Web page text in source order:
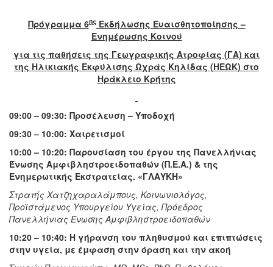
Πρόγραμμα 6ηςΕκδήλωσης Ευαισθητοποίησης –
Ενημέρωσης Κοινού
για τις παθήσεις της Γεωγραφικής Ατροφίας (ΓΑ) και
της Ηλικιακής Εκφύλισης Ωχράς Κηλίδας (ΗΕΩΚ) στο
Ηράκλειο Κρήτης
09:00 – 09:30: Προσέλευση – Υποδοχή
09:30 – 10:00: Χαιρετισμοί
10:00 – 10:20: Παρουσίαση του έργου της Πανελλήνιας
Ένωσης Αμφιβληστροειδοπαθών (Π.Ε.Α.) & της
Ενημερωτικής Εκστρατείας. «ΓΛΑΥΚΗ»
Στρατής Χατζηχαραλάμπους, Κοινωνιολόγος,
Προϊστάμενος Υπουργείου Υγείας, Πρόεδρος
Πανελλήνιας Ένωσης Αμφιβληστροειδοπαθών
10:20 – 10:40: Η γήρανση του πληθυσμού και επιπτώσεις
στην υγεία, με έμφαση στην όραση και την ακοή